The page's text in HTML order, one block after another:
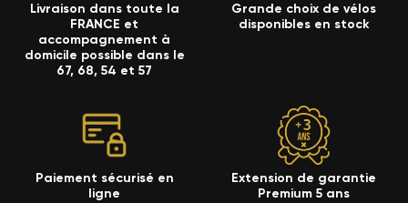
Livraison dans toute la
FRANCE et
accompagnement à
domicile possible dans le
67, 68, 54 et 57
Grande choix de vélos
disponibles en stock
Paiement sécurisé en
ligne
Extension de garantie
Premium 5 ans